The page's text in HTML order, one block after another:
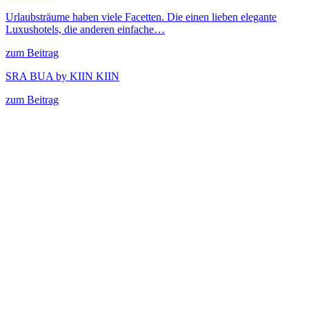
Urlaubsträume haben viele Facetten. Die einen lieben elegante
Luxushotels, die anderen einfache…
zum Beitrag
SRA BUA by KIIN KIIN
zum Beitrag